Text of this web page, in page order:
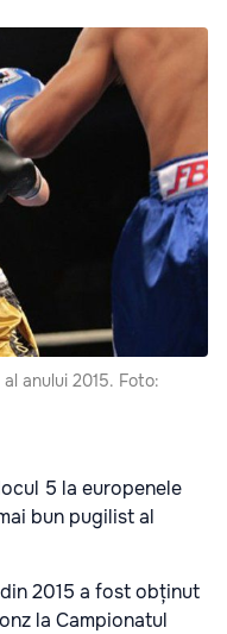
anului 2015. Foto:
5 la europenele
bun pugilist al
2015 a fost obținut
la Campionatul